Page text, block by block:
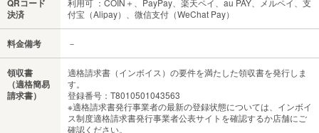
QRコード
決済
利用可 ：COIN＋、PayPay、楽天ペイ、au PAY、メルペイ、支
付宝（Alipay）、微信支付（WeChat Pay）
料金備考 －
領収書
（適格簡易
請求書）
適格請求書（インボイス）の要件を満たした領収書を発行しま
す。
登録番号：T8010501043563
※適格請求書発行事業者の最新の登録状態については、インボイ
ス制度適格請求書発行事業者公表サイトを確認するか店舗にご
確認ください。